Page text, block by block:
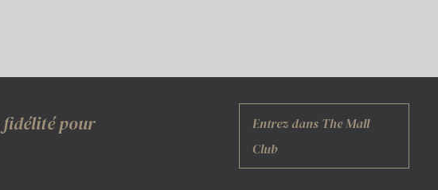
fidélité pour
Entrez dans The Mall
Club